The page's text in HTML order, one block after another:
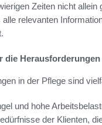
Zeiten nicht
relevanten
die
in der Pflege sind
und hohe
der Klienten,